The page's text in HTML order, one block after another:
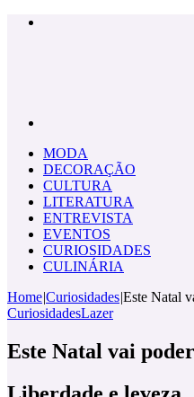
MODA
DECORAÇÃO
CULTURA
LITERATURA
ENTREVISTA
EVENTOS
CURIOSIDADES
CULINÁRIA
Home|Curiosidades|Este Natal
CuriosidadesLazer
Este Natal vai